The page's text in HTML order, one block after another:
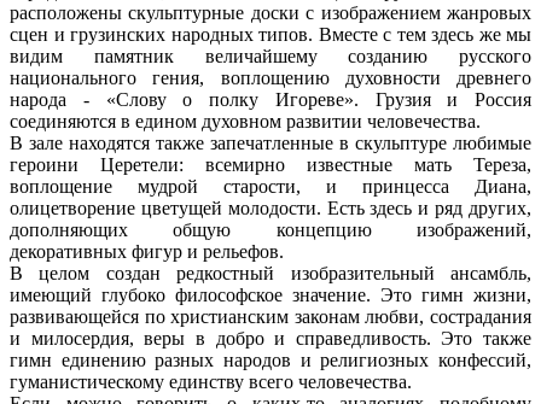
расположены скульптурные доски с изображением жанровых
сцен и грузинских народных типов. Вместе с тем здесь же мы
видим памятник величайшему созданию русского
национального гения, воплощению духовности древнего
народа - «Слову о полку Игореве». Грузия и Россия
соединяются в едином духовном развитии человечества.
В зале находятся также запечатленные в скульптуре любимые
героини Церетели: всемирно известные мать Тереза,
воплощение мудрой старости, и принцесса Диана,
олицетворение цветущей молодости. Есть здесь и ряд других,
дополняющих общую концепцию изображений,
декоративных фигур и рельефов.
В целом создан редкостный изобразительный ансамбль,
имеющий глубоко философское значение. Это гимн жизни,
развивающейся по христианским законам любви, сострадания
и милосердия, веры в добро и справедливость. Это также
гимн единению разных народов и религиозных конфессий,
гуманистическому единству всего человечества.